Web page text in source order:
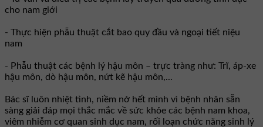
cho nam giới
- Thực hiện phẫu thuật cắt bao quy đầu và ngoại tiết niệu
nam
- Phẫu thuật các bệnh lý hậu môn – trực tràng như: Trĩ, áp-xe
hậu môn, dò hậu môn, nứt kẽ hậu môn,...
Bác sĩ luôn nhiệt tình, niềm nở hết mình vì bệnh nhân sẵn
sàng giải đáp mọi thắc mắc về sức khỏe các bệnh nam khoa,
viêm nhiễm cơ quan sinh dục nam, rối loạn chức năng sinh lý